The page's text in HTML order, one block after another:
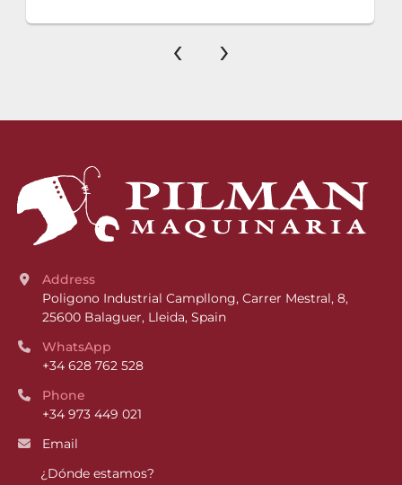
‹ ›
Address
Poligono Industrial Campllong, Carrer Mestral, 8,
25600 Balaguer, Lleida, Spain
WhatsApp
+34 628 762 528
Phone
+34 973 449 021
Email
¿Dónde estamos?